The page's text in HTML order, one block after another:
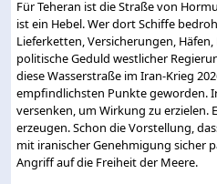
Für Teheran ist die Straße von
ist ein Hebel. Wer dort Schiffe
Lieferketten, Versicherungen,
politische Geduld westlicher
diese Wasserstraße im Iran-Krieg
empfindlichsten Punkte geworden.
versenken, um Wirkung zu erzielen.
erzeugen. Schon die Vorstellung,
mit iranischer Genehmigung sicher
Angriff auf die Freiheit der Meere.